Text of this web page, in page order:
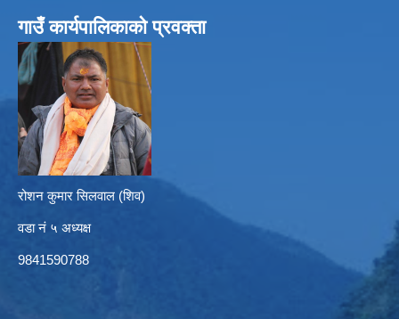
गाउँ कार्यपालिकाको प्रवक्ता
रोशन कुमार सिलवाल (शिव)
वडा नं ५ अध्यक्ष
9841590788